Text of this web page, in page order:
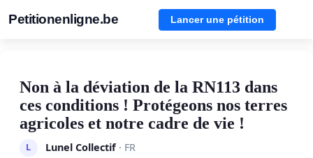
Petitionenligne.be Lancer une pétition
Non à la déviation de la RN113 dans
ces conditions ! Protégeons nos terres
agricoles et notre cadre de vie !
L Lunel Collectif· FR